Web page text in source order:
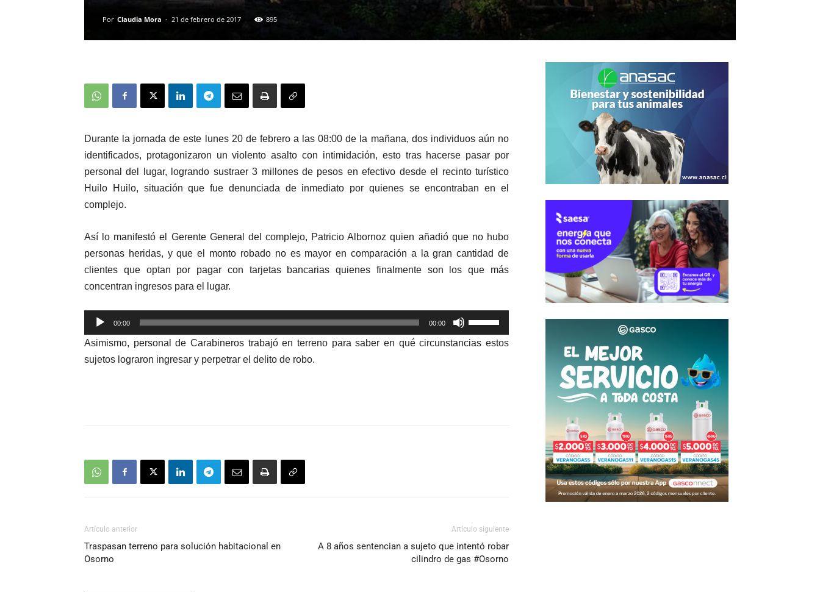
Por Claudia Mora - 21 de febrero de 2017 895
Durante la jornada de este lunes 20 de febrero a las 08:00 de la mañana, dos individuos aún no
identificados, protagonizaron un violento asalto con intimidación, esto tras hacerse pasar por
personal del lugar, logrando sustraer 3 millones de pesos en efectivo desde el recinto turístico
Huilo Huilo, situación que fue denunciada de inmediato por quienes se encontraban en el
complejo.
Así lo manifestó el Gerente General del complejo, Patricio Albornoz quien añadió que no hubo
personas heridas, y que el monto robado no es mayor en comparación a la gran cantidad de
clientes que optan por pagar con tarjetas bancarias quienes finalmente son los que más
concentran ingresos para el lugar.
Reproductor
de
audio
00:00 00:00
Utiliza
las
teclas
Asimismo, personal de Carabineros trabajó en terreno para saber en qué circunstancias estos
sujetos lograron ingresar y perpetrar el delito de robo.
Artículo anterior
Traspasan terreno para solución habitacional en
Osorno
Artículo siguiente
A 8 años sentencian a sujeto que intentó robar
cilindro de gas #Osorno